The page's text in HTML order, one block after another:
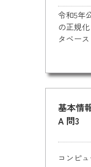
令和5年
の正規化
タベース
基本情
A 問3
コンピ